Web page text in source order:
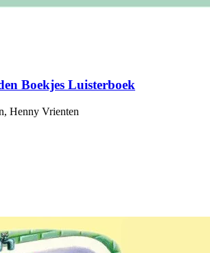
Boekjes Luisterboek
Henny Vrienten